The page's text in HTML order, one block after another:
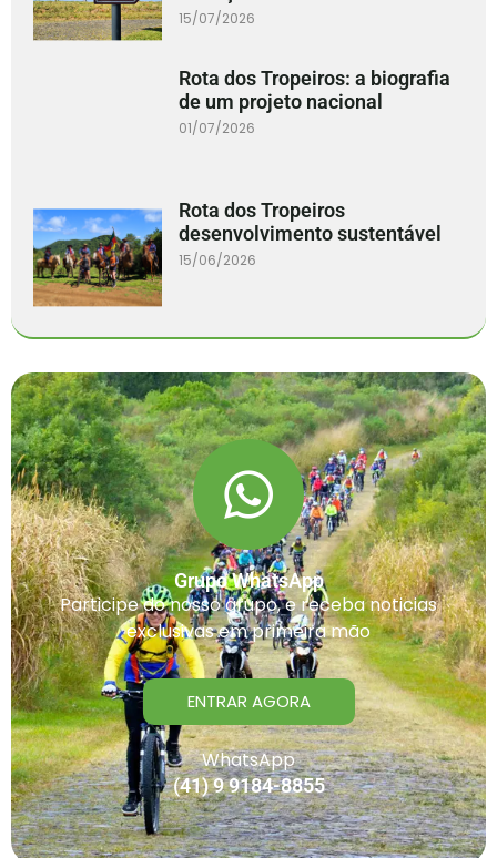
15/07/2026
Rota dos Tropeiros: a biografia
de um projeto nacional
01/07/2026
Rota dos Tropeiros
desenvolvimento sustentável
15/06/2026
Grupo WhatsApp
Participe do nosso grupo, e receba noticias
exclusivas em primeira mão
ENTRAR AGORA
WhatsApp
(41) 9 9184-8855